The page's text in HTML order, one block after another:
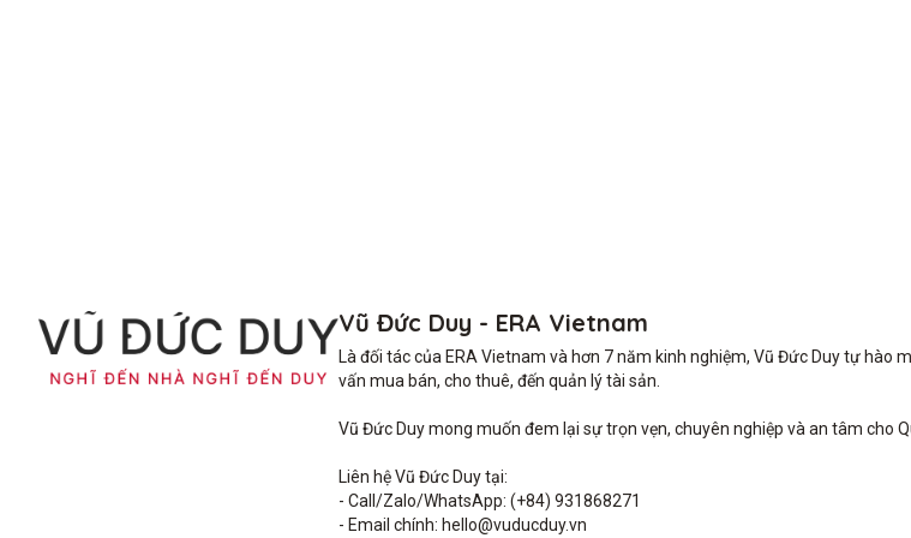
Vũ Đức Duy - ERA Vietnam
Là đối tác của ERA Vietnam và hơn 7 năm kinh nghiệm, Vũ Đức Duy tự
vấn mua bán, cho thuê, đến quản lý tài sản.
Vũ Đức Duy mong muốn đem lại sự trọn vẹn, chuyên nghiệp và an tâm cho
Liên hệ Vũ Đức Duy tại:
- Call/Zalo/WhatsApp: (+84) 931868271
- Email chính: hello@vuducduy.vn